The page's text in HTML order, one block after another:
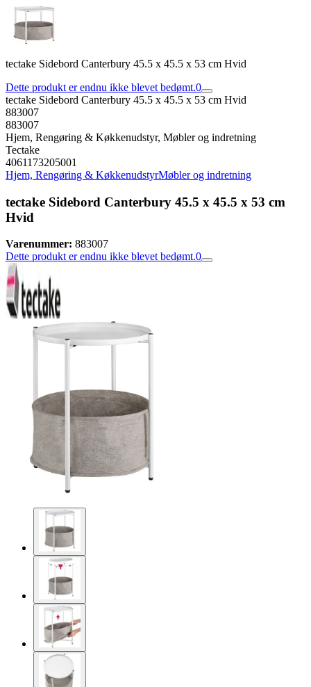
tectake Sidebord Canterbury 45.5 x 45.5 x 53 cm Hvid
Dette produkt er endnu ikke blevet bedømt.0
tectake Sidebord Canterbury 45.5 x 45.5 x 53 cm Hvid
883007
883007
Hjem, Rengøring & Køkkenudstyr, Møbler og indretning
Tectake
4061173205001
Hjem, Rengøring & KøkkenudstyrMøbler og indretning
tectake Sidebord Canterbury 45.5 x 45.5 x 53 cm
Hvid
Varenummer: 883007
Dette produkt er endnu ikke blevet bedømt.0